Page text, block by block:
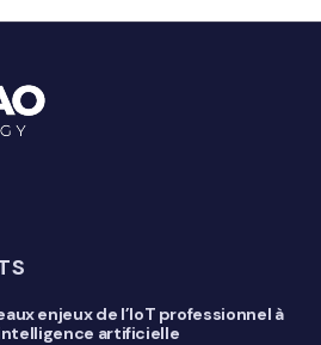
enjeux de l’IoT professionnel à
artificielle